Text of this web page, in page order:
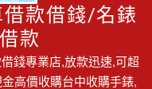
款借錢/名錶
款
錢專業店,放款迅速,可超
高價收購台中收購手錶,